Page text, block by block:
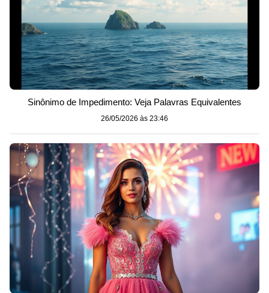
Sinônimo de Impedimento: Veja Palavras Equivalentes
26/05/2026 às 23:46